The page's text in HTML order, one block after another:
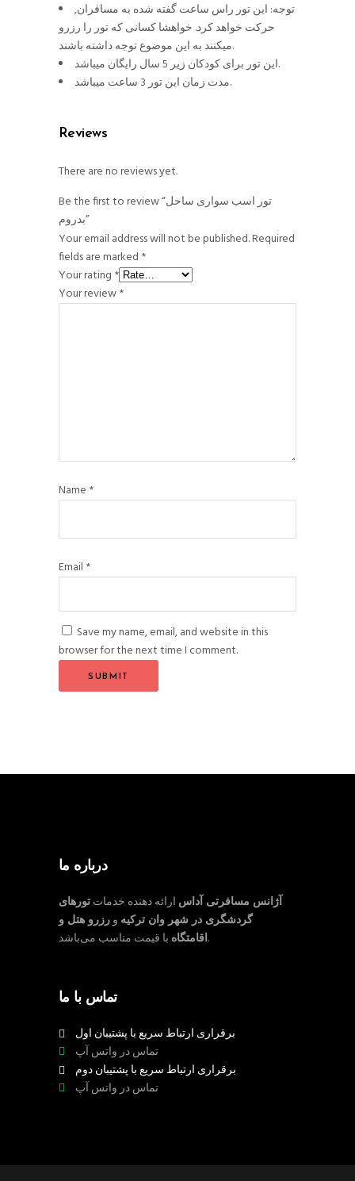
توجه: این تور راس ساعت گفته شده به مسافران,
حرکت خواهد کرد. خواهشا کسانی که تور را رزرو
میکنند به این موضوع توجه داشته باشند.
این تور برای کودکان زیر 5 سال رایگان میباشد.
مدت زمان این تور 3 ساعت میباشد.
Reviews
There are no reviews yet.
Be the first to review “تور اسب سواری ساحل
بدروم”
Your email address will not be published.Required
fields are marked *
Your rating *
Your review*
Name *
Email *
Save my name, email, and website in this
browser for the next time I comment.
درباره ما
آژانس مسافرتی آداس ارائه دهنده خدماتتورهای
گردشگری در شهر وان ترکیه ورزرو هتل و
اقامتگاهبا قیمت مناسب می‌باشد.
تماس با ما
برقراری ارتباط سریع با پشتیبان اول
تماس در واتس آپ
برقراری ارتباط سریع با پشتیبان دوم
تماس در واتس آپ